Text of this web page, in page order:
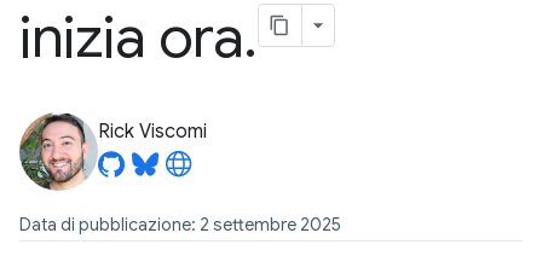
inizia ora.
Rick Viscomi
Data di pubblicazione: 2 settembre 2025